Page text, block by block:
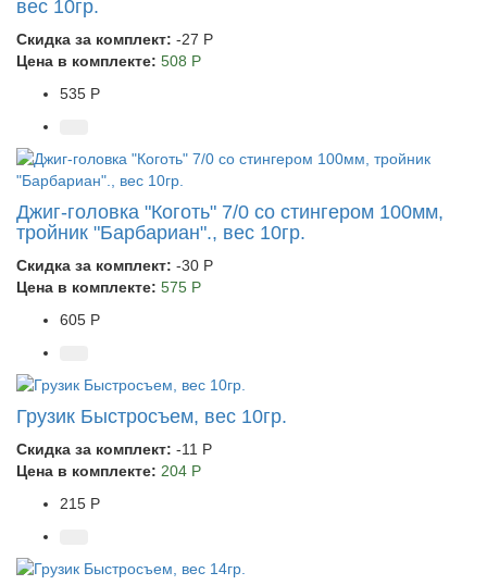
вес 10гр.
Скидка за комплект: -27 Р
Цена в комплекте: 508 Р
535 Р
Джиг-головка "Коготь" 7/0 со стингером 100мм,
тройник "Барбариан"., вес 10гр.
Скидка за комплект: -30 Р
Цена в комплекте: 575 Р
605 Р
Грузик Быстросъем, вес 10гр.
Скидка за комплект: -11 Р
Цена в комплекте: 204 Р
215 Р